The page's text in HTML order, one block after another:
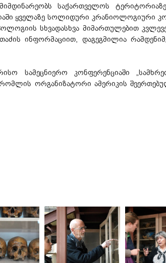
საქართველოს
ყველაზე სოლიდური კრანიოლოგიური
სხვადასხვა მიმართულებით
ინფორმაციით, დაგეგმილია
სამეცნიერო კონფერენციაში
ორგანიზატორი ამერიკის